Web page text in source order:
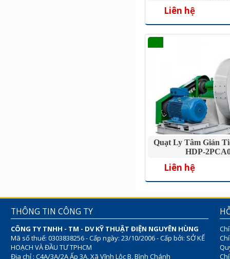
Liên hệ
Quạt Ly Tâm Gián
HDP-
Liên hệ
THÔNG TIN CÔNG TY
CÔNG TY TNHH - TM - DV KỸ THUẬT ĐIỆN NGUYÊN HÙNG
Mã số thuế: 0303838256 - Cấp ngày: 23/10/2006 - Cấp bởi: SỞ KẾ
HOẠCH VÀ ĐẦU TƯ TPHCM
Địa chỉ : C4A/3A/2A Ấp 3A, Xã Vĩnh Lộc B, Bình Chánh